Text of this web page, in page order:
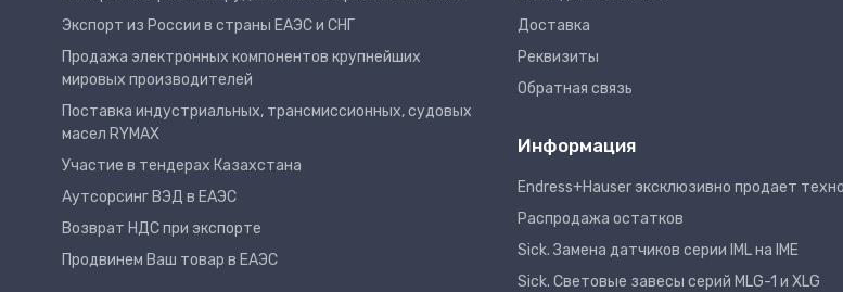
Экспорт из России в страны ЕАЭС и СНГ
Продажа электронных компонентов крупнейших
мировых производителей
Поставка индустриальных, трансмиссионных, судовых
масел RYMAX
Участие в тендерах Казахстана
Аутсорсинг ВЭД в ЕАЭС
Возврат НДС при экспорте
Продвинем Ваш товар в ЕАЭС
Доставка
Реквизиты
Обратная связь
Информация
Endress+Hauser эксклюзивно продает техно
Распродажа остатков
Sick. Замена датчиков серии IML на IME
Sick. Световые завесы серий MLG-1 и XLG